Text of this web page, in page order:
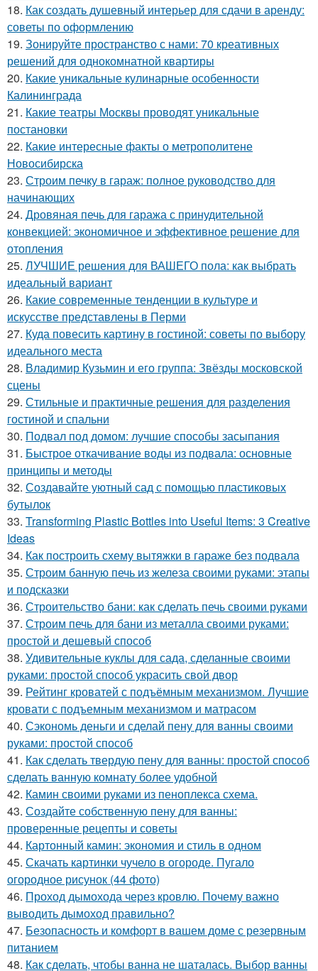
18. Как создать душевный интерьер для сдачи в аренду:
советы по оформлению
19. Зонируйте пространство с нами: 70 креативных
решений для однокомнатной квартиры
20. Какие уникальные кулинарные особенности
Калининграда
21. Какие театры Москвы проводят уникальные
постановки
22. Какие интересные факты о метрополитене
Новосибирска
23. Строим печку в гараж: полное руководство для
начинающих
24. Дровяная печь для гаража с принудительной
конвекцией: экономичное и эффективное решение для
отопления
25. ЛУЧШИЕ решения для ВАШЕГО пола: как выбрать
идеальный вариант
26. Какие современные тенденции в культуре и
искусстве представлены в Перми
27. Куда повесить картину в гостиной: советы по выбору
идеального места
28. Владимир Кузьмин и его группа: Звёзды московской
сцены
29. Стильные и практичные решения для разделения
гостиной и спальни
30. Подвал под домом: лучшие способы засыпания
31. Быстрое откачивание воды из подвала: основные
принципы и методы
32. Создавайте уютный сад с помощью пластиковых
бутылок
33. Transforming Plastic Bottles into Useful Items: 3 Creative
Ideas
34. Как построить схему вытяжки в гараже без подвала
35. Строим банную печь из железа своими руками: этапы
и подсказки
36. Строительство бани: как сделать печь своими руками
37. Строим печь для бани из металла своими руками:
простой и дешевый способ
38. Удивительные куклы для сада, сделанные своими
руками: простой способ украсить свой двор
39. Рейтинг кроватей с подъёмным механизмом. Лучшие
кровати с подъемным механизмом и матрасом
40. Сэкономь деньги и сделай пену для ванны своими
руками: простой способ
41. Как сделать твердую пену для ванны: простой способ
сделать ванную комнату более удобной
42. Камин своими руками из пеноплекса схема.
43. Создайте собственную пену для ванны:
проверенные рецепты и советы
44. Картонный камин: экономия и стиль в одном
45. Скачать картинки чучело в огороде. Пугало
огородное рисунок (44 фото)
46. Проход дымохода через кровлю. Почему важно
выводить дымоход правильно?
47. Безопасность и комфорт в вашем доме с резервным
питанием
48. Как сделать, чтобы ванна не шаталась. Выбор ванны